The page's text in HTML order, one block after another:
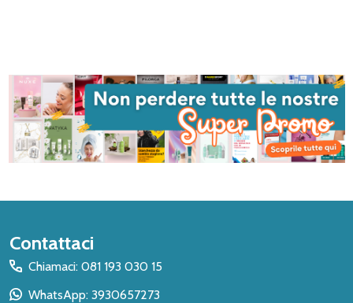
Inizio
del
piè
Contattaci
Chiamaci: 081 193 030 15
WhatsApp: 3930657273